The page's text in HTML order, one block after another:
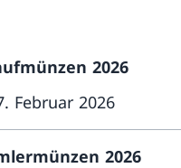
2026
Februar 2026
2026